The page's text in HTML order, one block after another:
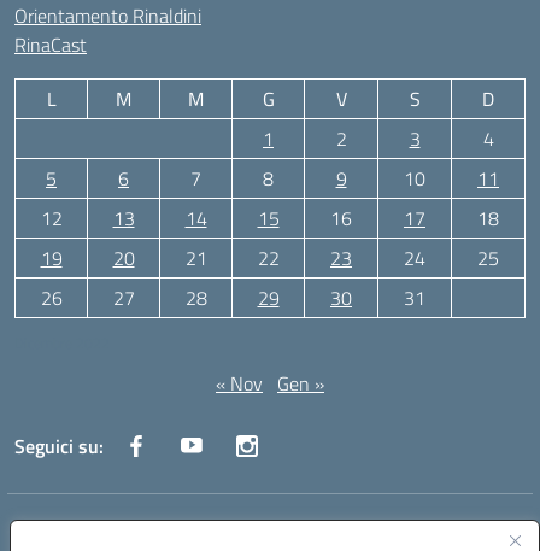
Orientamento Rinaldini
RinaCast
L M M G V S
D
1
2 3
4
5
6 7 8 9 10
11
12
13 14 15 16 17
18
19
20 21 22 23 24
25
26
27 28 29 30 31
« Nov Gen »
Seguici su:
Indirizzo:Via Canale 1, Ancona